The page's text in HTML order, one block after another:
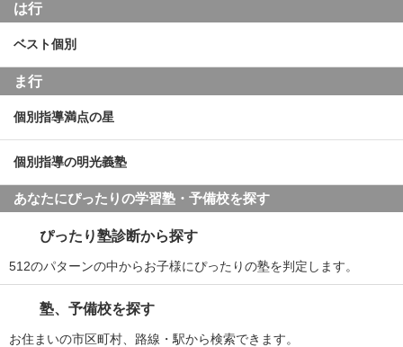
は行
ベスト個別
ま行
個別指導満点の星
個別指導の明光義塾
あなたにぴったりの学習塾・予備校を探す
ぴったり塾診断から探す
512のパターンの中からお子様にぴったりの塾を判定します。
塾、予備校を探す
お住まいの市区町村、路線・駅から検索できます。